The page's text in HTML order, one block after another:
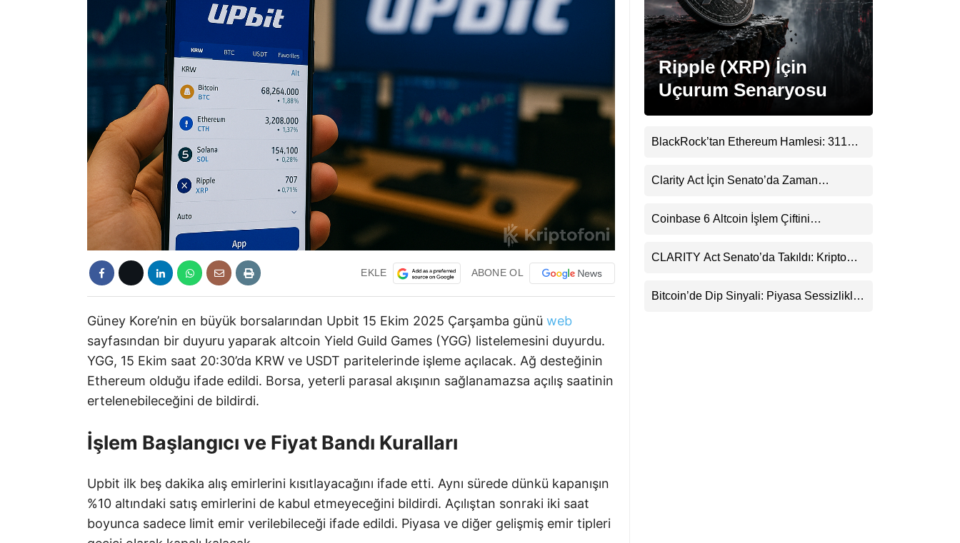
Instagram
Youtube
EKLE ABONE OL
Güney Kore’nin en büyük borsalarından Upbit 15 Ekim 2025 Çarşamba günü web
sayfasından bir duyuru yaparak altcoin Yield Guild Games (YGG) listelemesini duyurdu.
YGG, 15 Ekim saat 20:30’da KRW ve USDT paritelerinde işleme açılacak. Ağ desteğinin
Ethereum olduğu ifade edildi. Borsa, yeterli parasal akışının sağlanamazsa açılış saatinin
ertelenebileceğini de bildirdi.
İşlem Başlangıcı ve Fiyat Bandı Kuralları
Upbit ilk beş dakika alış emirlerini kısıtlayacağını ifade etti. Aynı sürede dünkü kapanışın
%10 altındaki satış emirlerini de kabul etmeyeceğini bildirdi. Açılıştan sonraki iki saat
boyunca sadece limit emir verilebileceği ifade edildi. Piyasa ve diğer gelişmiş emir tipleri
Ripple (XRP) İçin
Uçurum Senaryosu
BlackRock’tan Ethereum Hamlesi: 311
Clarity Act İçin Senato’da Zaman
Coinbase 6 Altcoin İşlem Çiftini
CLARITY Act Senato’da Takıldı: Kripto
Bitcoin’de Dip Sinyali: Piyasa Sessizlikle